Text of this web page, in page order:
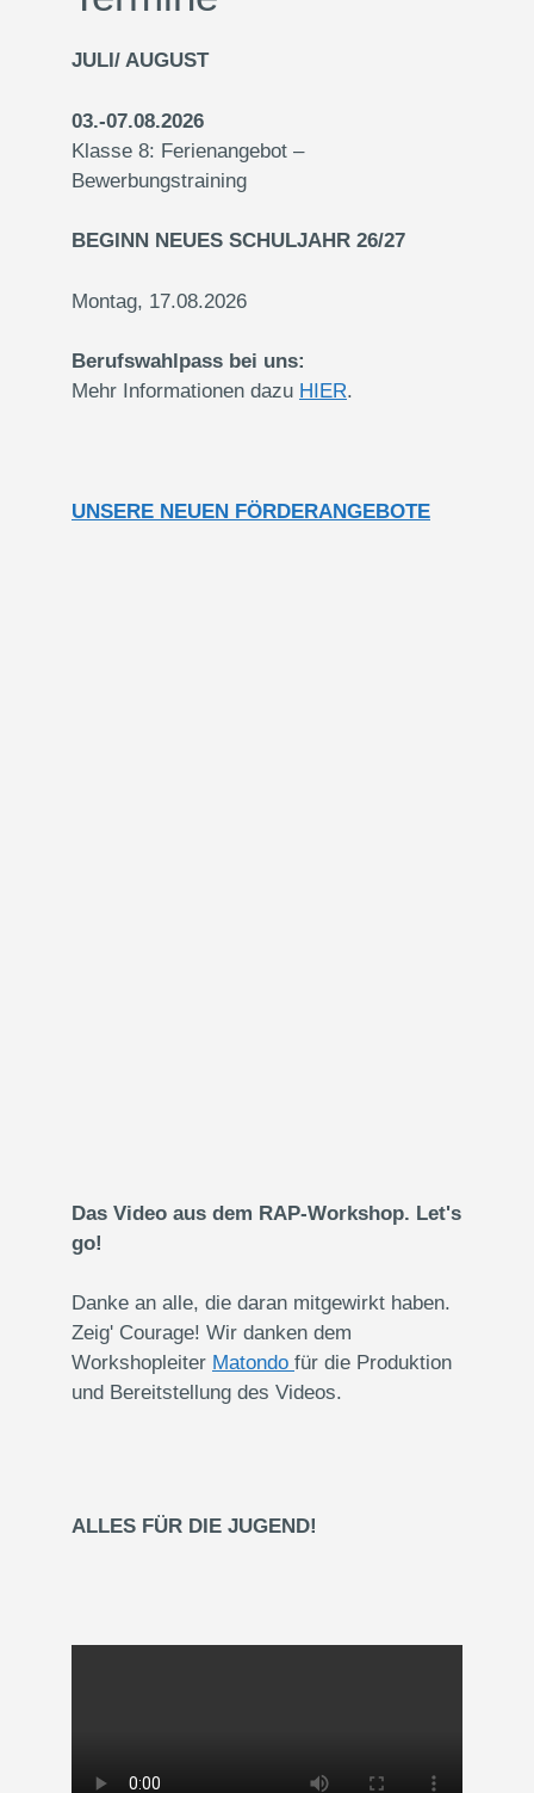
JULI/ AUGUST
03.-07.08.2026
Klasse 8: Ferienangebot –
Bewerbungstraining
BEGINN NEUES SCHULJAHR 26/27
Montag, 17.08.2026
Berufswahlpass bei uns:
Mehr Informationen dazu HIER.
UNSERE NEUEN FÖRDERANGEBOTE
Das Video aus dem RAP-Workshop. Let's
go!
Danke an alle, die daran mitgewirkt haben.
Zeig' Courage! Wir danken dem
Workshopleiter Matondo für die Produktion
und Bereitstellung des Videos.
ALLES FÜR DIE JUGEND!